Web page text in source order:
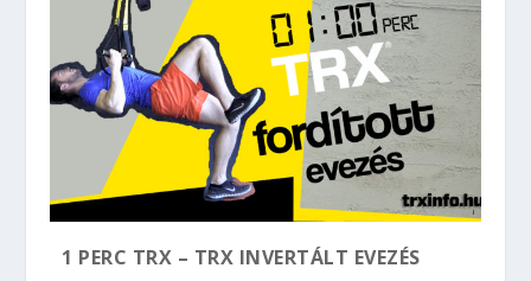
1 PERC TRX – TRX INVERTÁLT EVEZÉS